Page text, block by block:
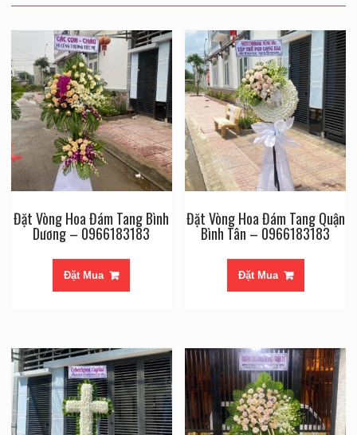
Đặt Vòng Hoa Đám Tang Bình
Dương – 0966183183
Đặt Mua
Đặt Vòng Hoa Đám Tang Quận
Bình Tân – 0966183183
Đặt Mua